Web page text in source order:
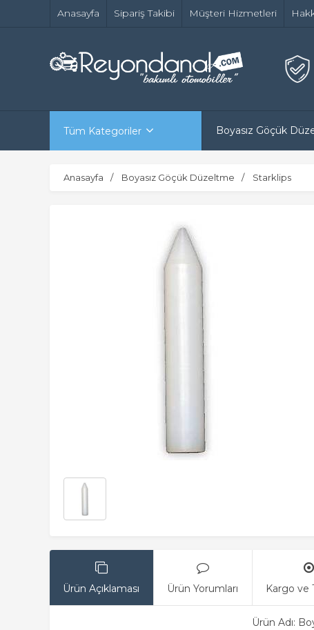
Anasayfa Sipariş Takibi Müşteri Hizmetleri
Tüm Kategoriler Boyasız Göçük
Anasayfa Boyasız Göçük Düzeltme Starklips
Ürün Açıklaması Ürün Yorumları Kargo ve
Ürün Adı: